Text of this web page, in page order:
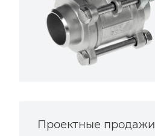
Проектные продажи